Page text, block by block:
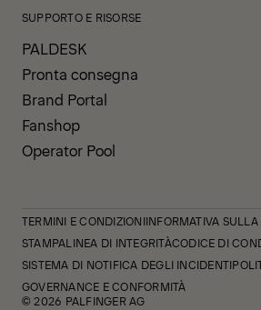
SUPPORTO E RISORSE
PALDESK
Pronta consegna
Brand Portal
Fanshop
Operator Pool
TERMINI E CONDIZIONIINFORMATIVA SULLA
STAMPALINEA DI INTEGRITÀCODICE DI
SISTEMA DI NOTIFICA DEGLI INCIDENTI
GOVERNANCE E CONFORMITÀ
© 2026 PALFINGER AG